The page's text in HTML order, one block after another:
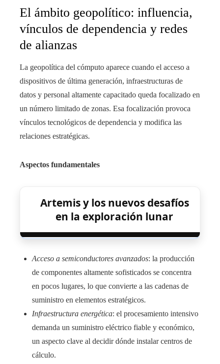
El ámbito geopolítico: influencia,
vínculos de dependencia y redes
de alianzas
La geopolítica del cómputo aparece cuando el acceso a
dispositivos de última generación, infraestructuras de
datos y personal altamente capacitado queda focalizado en
un número limitado de zonas. Esa focalización provoca
vínculos tecnológicos de dependencia y modifica las
relaciones estratégicas.
Aspectos fundamentales
Artemis y los nuevos desafíos
en la exploración lunar
Acceso a semiconductores avanzados: la producción
de componentes altamente sofisticados se concentra
en pocos lugares, lo que convierte a las cadenas de
suministro en elementos estratégicos.
Infraestructura energética: el procesamiento intensivo
demanda un suministro eléctrico fiable y económico,
un aspecto clave al decidir dónde instalar centros de
cálculo.